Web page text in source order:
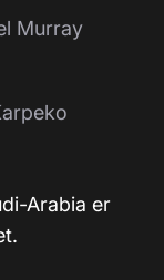
Murray
Arabia er